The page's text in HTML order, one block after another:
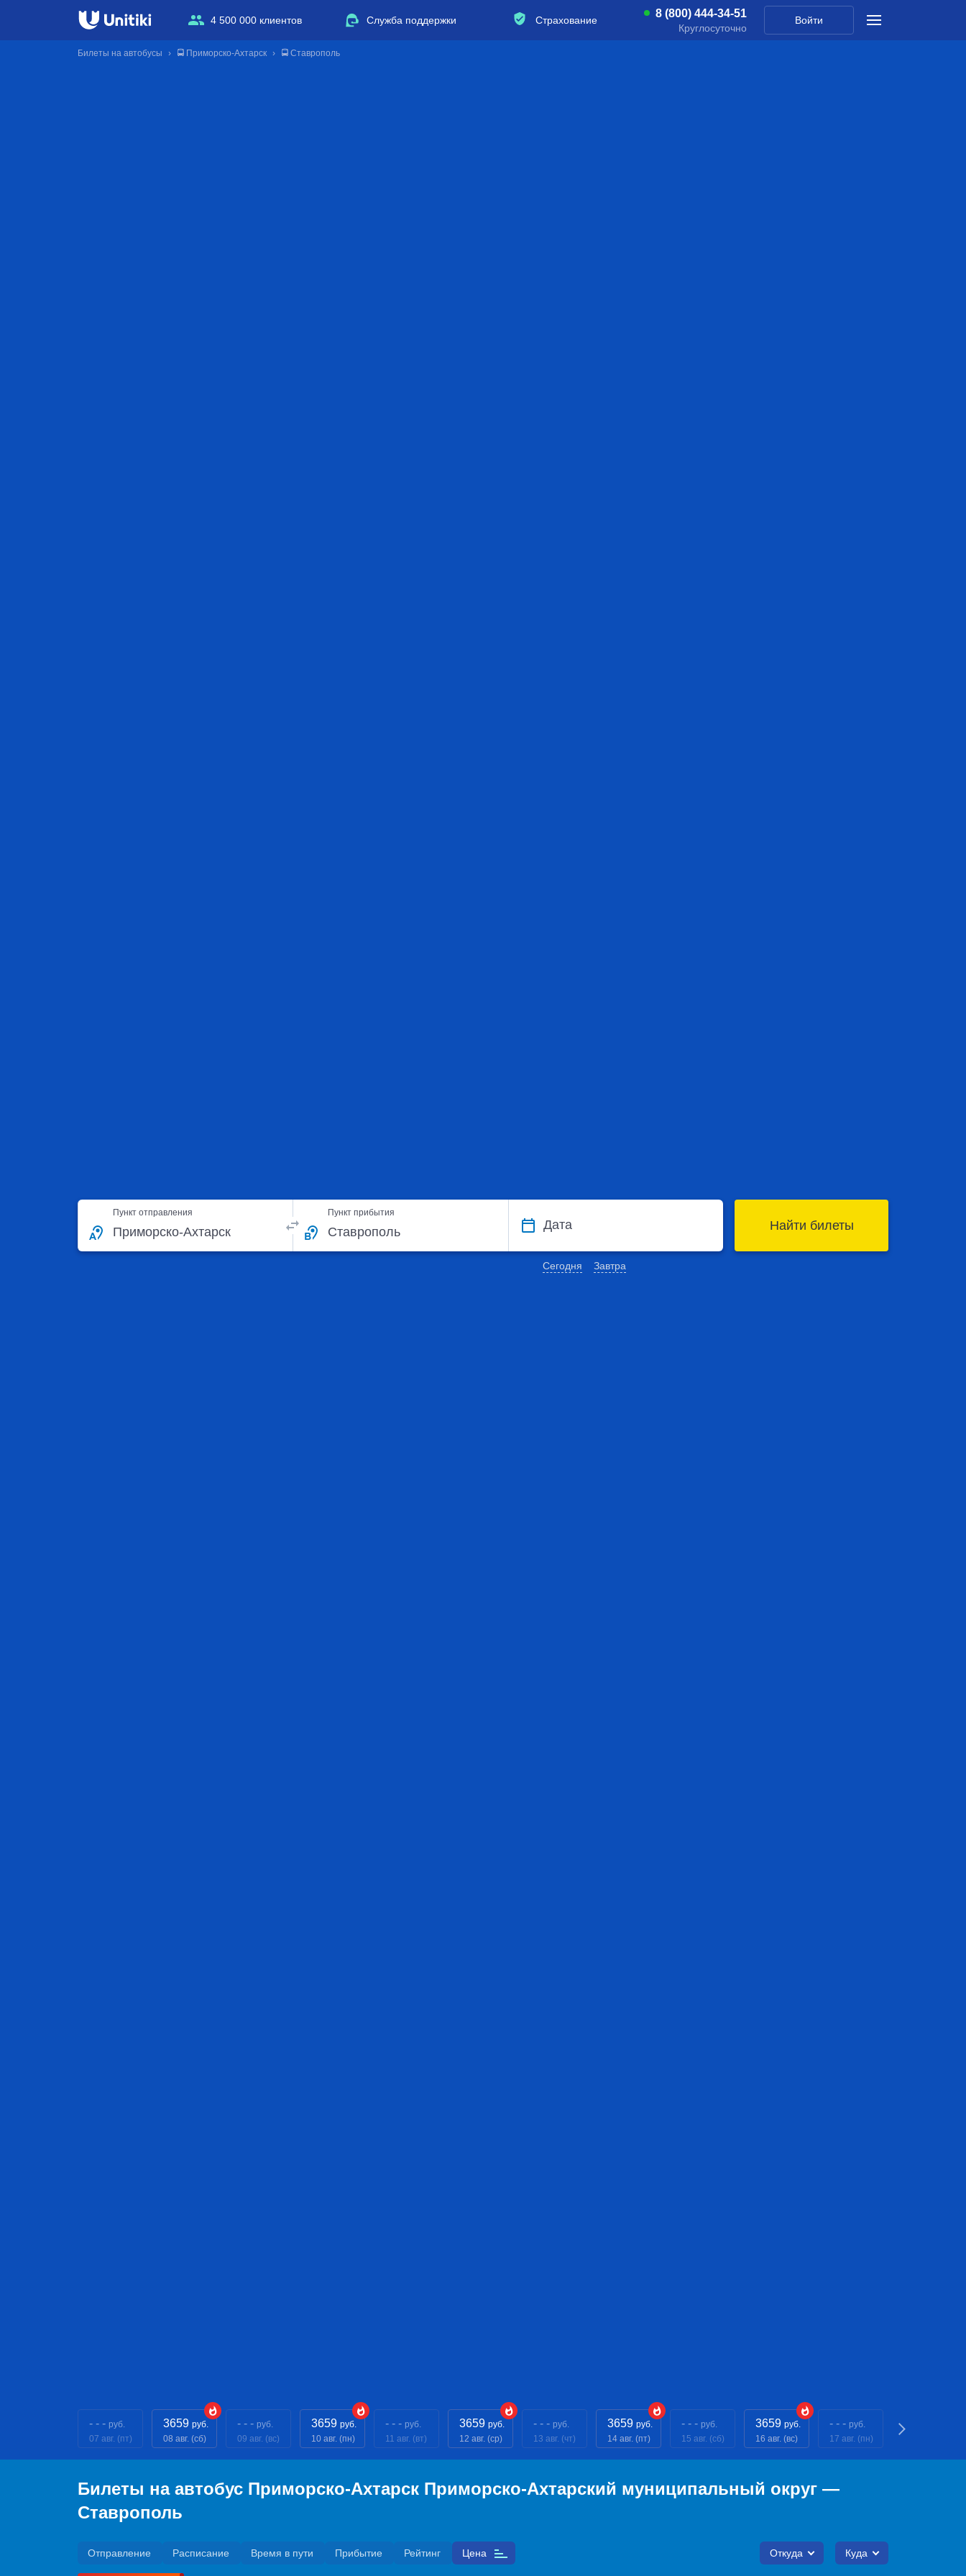
4 500 000 клиентов Служба поддержки Страхование
8 (800) 444-34-51
Круглосуточно
Войти
Билеты на автобусы 🚍 Приморско-Ахтарск 🚍 Ставрополь
Пункт отправления Пункт прибытия
Дата
Сегодня Завтра
Найти билеты
- - - руб.
07 авг. (пт)
3659 руб.
08 авг. (сб)
- - - руб.
09 авг. (вс)
3659 руб.
10 авг. (пн)
- - - руб.
11 авг. (вт)
3659 руб.
12 авг. (ср)
- - - руб.
13 авг. (чт)
3659 руб.
14 авг. (пт)
- - - руб.
15 авг. (сб)
3659 руб.
16 авг. (вс)
- - - руб.
17 авг. (пн)
Билеты на автобус Приморско-Ахтарск Приморско-Ахтарский муниципальный округ —
Ставрополь
Отправление Расписание Время в пути Прибытие Рейтинг Цена Откуда Куда